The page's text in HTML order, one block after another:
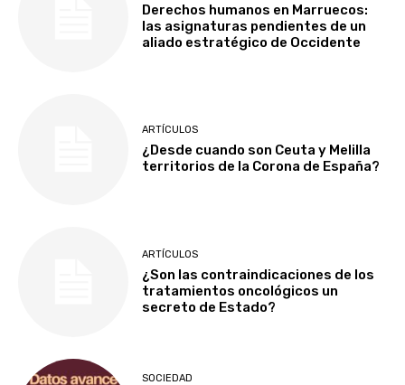
Derechos humanos en Marruecos:
las asignaturas pendientes de un
aliado estratégico de Occidente
ARTÍCULOS
¿Desde cuando son Ceuta y Melilla
territorios de la Corona de España?
ARTÍCULOS
¿Son las contraindicaciones de los
tratamientos oncológicos un
secreto de Estado?
SOCIEDAD